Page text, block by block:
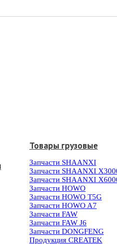
Товары грузовые
Запчасти SHAANXI
Запчасти SHAANXI
Запчасти SHAANXI
Запчасти HOWO
Запчасти HOWO T5G
Запчасти HOWO A7
Запчасти FAW
Запчасти FAW J6
Запчасти DONGFENG
Продукция CREATEK